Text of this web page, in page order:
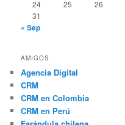
24
25 26
31
« Sep
AMIGOS
Agencia Digital
CRM
CRM en Colombia
CRM en Perú